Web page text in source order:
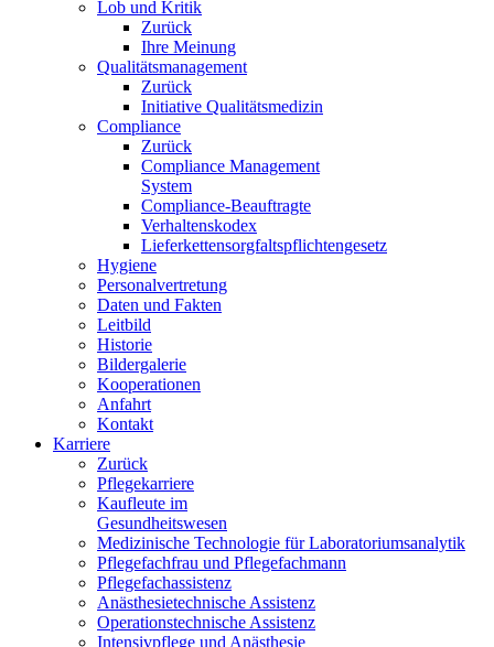
Lob und Kritik
Zurück
Ihre Meinung
Qualitätsmanagement
Zurück
Initiative Qualitätsmedizin
Compliance
Zurück
Compliance Management
System
Compliance-Beauftragte
Verhaltenskodex
Lieferkettensorgfaltspflichtengesetz
Hygiene
Personalvertretung
Daten und Fakten
Leitbild
Historie
Bildergalerie
Kooperationen
Anfahrt
Kontakt
Karriere
Zurück
Pflegekarriere
Kaufleute im
Gesundheitswesen
Medizinische Technologie für Laboratoriumsanalytik
Pflegefachfrau und Pflegefachmann
Pflegefachassistenz
Anästhesietechnische Assistenz
Operationstechnische Assistenz
Intensivpflege und Anästhesie